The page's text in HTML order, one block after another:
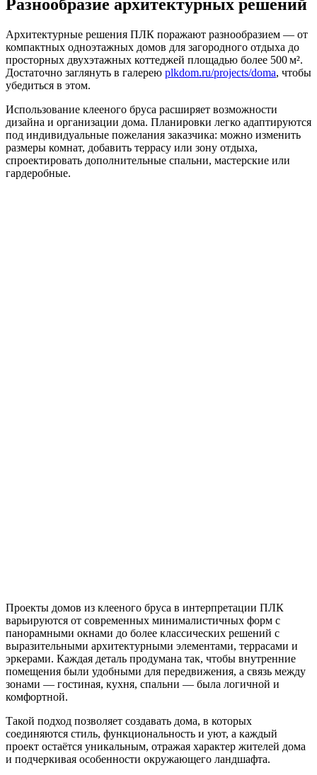
Разнообразие архитектурных решений
Архитектурные решения ПЛК поражают разнообразием — от
компактных одноэтажных домов для загородного отдыха до
просторных двухэтажных коттеджей площадью более 500 м².
Достаточно заглянуть в галерею plkdom.ru/projects/doma, чтобы
убедиться в этом.
Использование клееного бруса расширяет возможности
дизайна и организации дома. Планировки легко адаптируются
под индивидуальные пожелания заказчика: можно изменить
размеры комнат, добавить террасу или зону отдыха,
спроектировать дополнительные спальни, мастерские или
гардеробные.
Проекты домов из клееного бруса в интерпретации ПЛК
варьируются от современных минималистичных форм с
панорамными окнами до более классических решений с
выразительными архитектурными элементами, террасами и
эркерами. Каждая деталь продумана так, чтобы внутренние
помещения были удобными для передвижения, а связь между
зонами — гостиная, кухня, спальни — была логичной и
комфортной.
Такой подход позволяет создавать дома, в которых
соединяются стиль, функциональность и уют, а каждый
проект остаётся уникальным, отражая характер жителей дома
и подчеркивая особенности окружающего ландшафта.